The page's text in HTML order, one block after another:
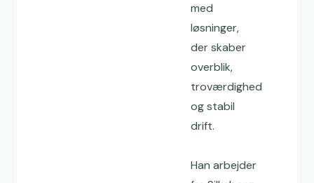
med
løsninger,
der skaber
overblik,
troværdighed
og stabil
drift.
Han arbejder